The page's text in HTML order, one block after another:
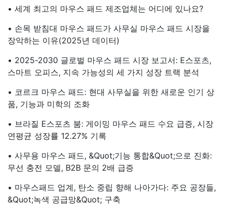
• 세계 최고의 마우스 패드 제조업체는 어디에 있나요?
• 손목 받침대 마우스 패드가 사무실 마우스 패드 시장을
장악하는 이유(2025년 데이터)
• 2025-2030 글로벌 마우스 패드 시장 보고서: E스포츠,
스마트 오피스, 지속 가능성의 세 가지 성장 트랙 분석
• 코르크 마우스 패드: 현대 사무실을 위한 새로운 인기 상
품, 기능과 미학의 조화
• 브라질 E스포츠 붐: 게이밍 마우스 패드 수요 급증, 시장
연평균 성장률 12.27% 기록
• 사무용 마우스 패드, &quot;기능 통합&quot;으로 진화:
무선 충전 모델, B2B 문의 2배 급증
• 마우스패드 업계, 탄소 중립 향해 나아가다: 주요 공장들,
&quot;녹색 공급망&quot; 구축